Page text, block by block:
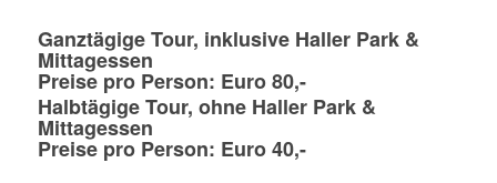
Ganztägige Tour, inklusive Haller Park &
Mittagessen
Preise pro Person: Euro 80,-
Halbtägige Tour, ohne Haller Park &
Mittagessen
Preise pro Person: Euro 40,-